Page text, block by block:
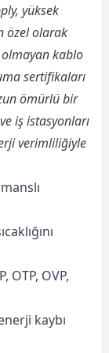
yüksek
özel olarak
kablo
sertifikaları
ömürlü bir
iş istasyonları
verimliliğiyle
OTP, OVP,
kaybı